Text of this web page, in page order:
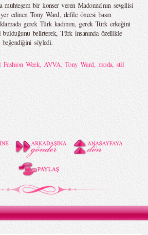
muhteşem bir konser veren Madonna’nın sevgilisi
edinen Tony Ward, defile öncesi basın
gerek Türk kadınını, gerek Türk erkeğini
belirterek, Türk insanında özellikle
söyledi.
Fashion Week,AVVA, Tony Ward, moda,stil